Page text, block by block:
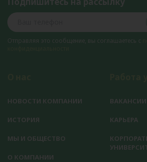
Отправляя это сообщение, вы соглашаетесь с
НОВОСТИ КОМПАНИИ
ИСТОРИЯ
МЫ И ОБЩЕСТВО
О КОМПАНИИ
ВАКАНСИИ
КАРЬЕРА